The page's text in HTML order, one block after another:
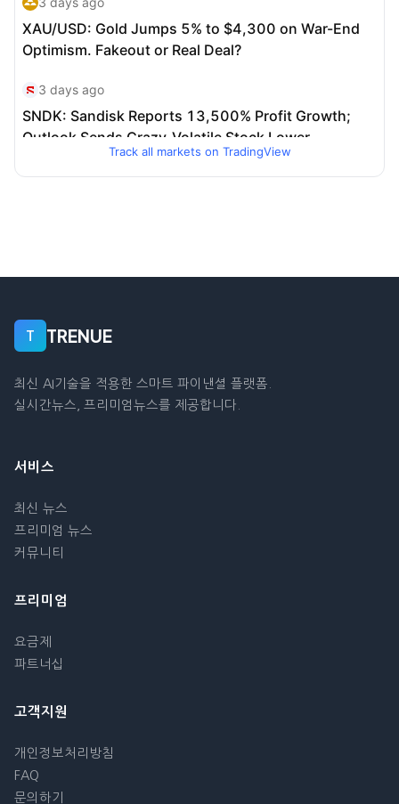
Track all markets on TradingView
T TRENUE
최신 AI기술을 적용한 스마트 파이낸셜 플랫폼.
실시간뉴스, 프리미엄뉴스를 제공합니다.
서비스
최신 뉴스
프리미엄 뉴스
커뮤니티
프리미엄
요금제
파트너십
고객지원
개인정보처리방침
FAQ
문의하기